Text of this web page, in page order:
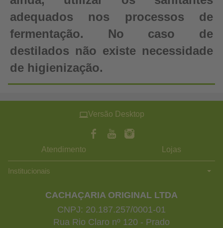
adequados nos processos de
fermentação. No caso de
destilados não existe necessidade
de higienização.
Versão Desktop
Atendimento Lojas
Institucionais
CACHAÇARIA ORIGINAL LTDA
CNPJ: 20.187.257/0001-01
Rua Rio Claro nº 120 - Prado